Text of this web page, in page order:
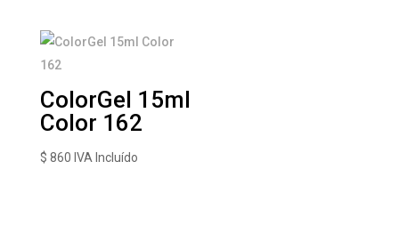
ColorGel 15ml
Color 162
$ 860 IVA Incluído